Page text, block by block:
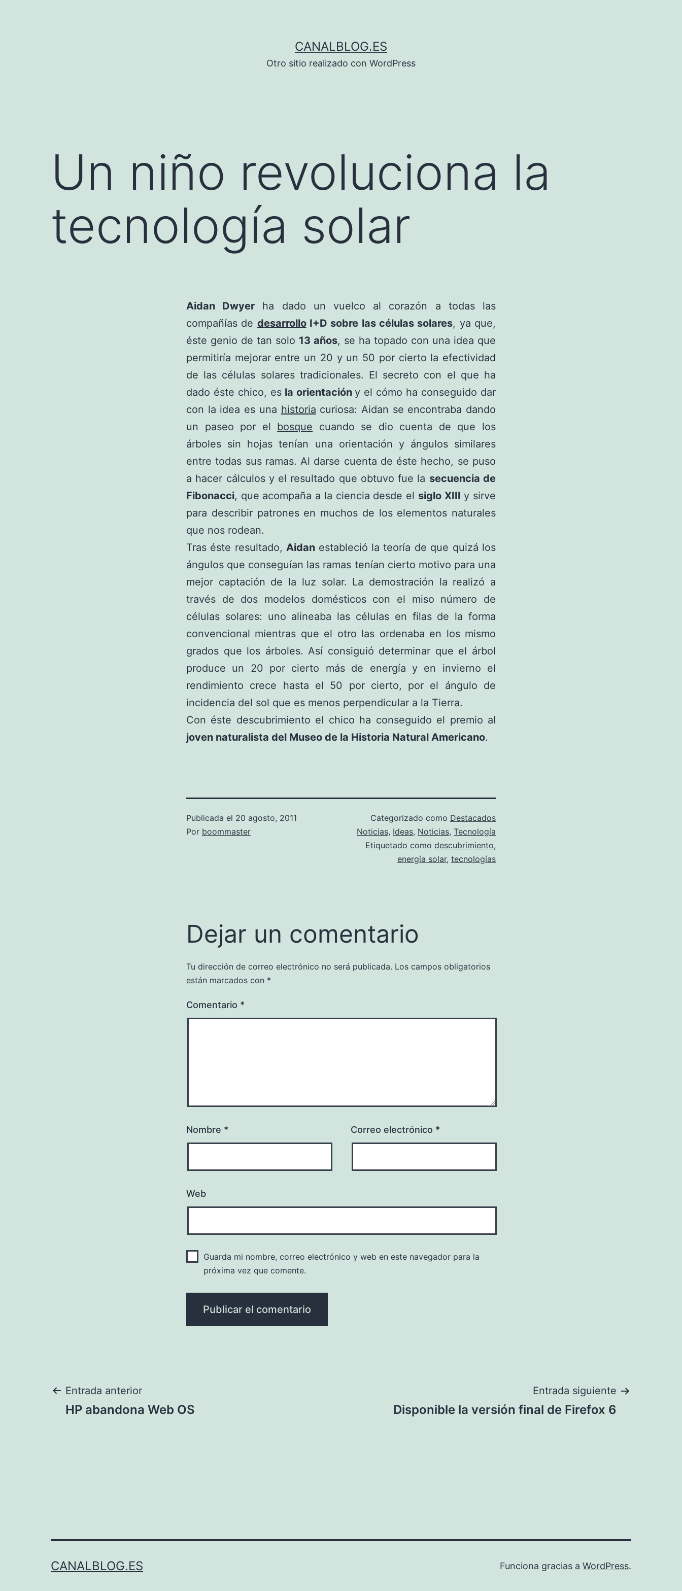
CANALBLOG.ES
Otro sitio realizado con WordPress
Un niño revoluciona la
tecnología solar
Aidan Dwyer ha dado un vuelco al corazón a todas las
compañías de desarrolloI+D sobre las células solares, ya que,
éste genio de tan solo 13 años, se ha topado con una idea que
permitiría mejorar entre un 20 y un 50 por cierto la efectividad
de las células solares tradicionales. El secreto con el que ha
dado éste chico, esla orientacióny el cómo ha conseguido dar
con la idea es una historia curiosa: Aidan se encontraba dando
un paseo por el bosque cuando se dio cuenta de que los
árboles sin hojas tenían una orientación y ángulos similares
entre todas sus ramas. Al darse cuenta de éste hecho, se puso
a hacer cálculos y el resultado que obtuvo fue la secuencia de
Fibonacci, que acompaña a la ciencia desde el siglo XIII y sirve
para describir patrones en muchos de los elementos naturales
que nos rodean.
Tras éste resultado,Aidan estableció la teoría de que quizá los
ángulos que conseguían las ramas tenían cierto motivo para una
mejor captación de la luz solar. La demostración la realizó a
través de dos modelos domésticos con el miso número de
células solares: uno alineaba las células en filas de la forma
convencional mientras que el otro las ordenaba en los mismo
grados que los árboles. Así consiguió determinar que el árbol
produce un 20 por cierto más de energía y en invierno el
rendimiento crece hasta el 50 por cierto, por el ángulo de
incidencia del sol que es menos perpendicular a la Tierra.
Con éste descubrimiento el chico ha conseguido el premio al
joven naturalista del Museo de la Historia Natural Americano.
Publicada el 20 agosto, 2011
Por boommaster
Categorizado como Destacados
Noticias, Ideas, Noticias, Tecnología
Etiquetado como descubrimiento,
energía solar, tecnologías
Dejar un comentario
Tu dirección de correo electrónico no será publicada. Los campos obligatorios
están marcados con *
Comentario *
Nombre * Correo electrónico *
Web
Guarda mi nombre, correo electrónico y web en este navegador para la
próxima vez que comente.
Navegación
Entrada anterior
HP abandona Web OS
Entrada siguiente
Disponible la versión final de Firefox 6
CANALBLOG.ES Funciona gracias a WordPress.